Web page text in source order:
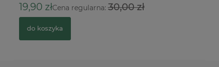
19,90 złCena regularna:30,00 zł
do koszyka